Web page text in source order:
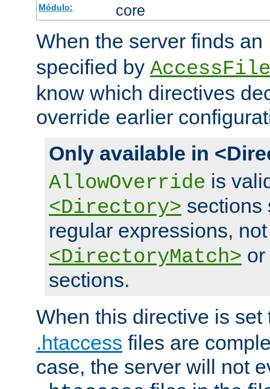
Módulo: core
When the server finds an
specified by
know which directives
override earlier
Only available in
AllowOverride is
<Directory> sections
regular expressions,
<DirectoryMatch> or
sections.
When this directive is
.htaccess files are
case, the server will not